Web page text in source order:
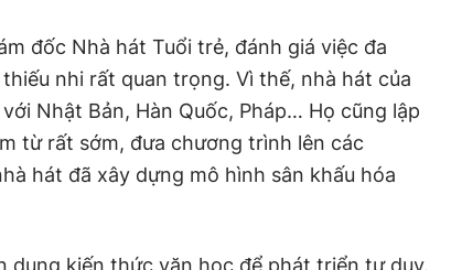
đốc Nhà hát Tuổi trẻ, đánh giá việc đa
nhi rất quan trọng. Vì thế, nhà hát của
Nhật Bản, Hàn Quốc, Pháp… Họ cũng lập
từ rất sớm, đưa chương trình lên các
hát đã xây dựng mô hình sân khấu hóa
dụng kiến thức văn học để phát triển tư duy.